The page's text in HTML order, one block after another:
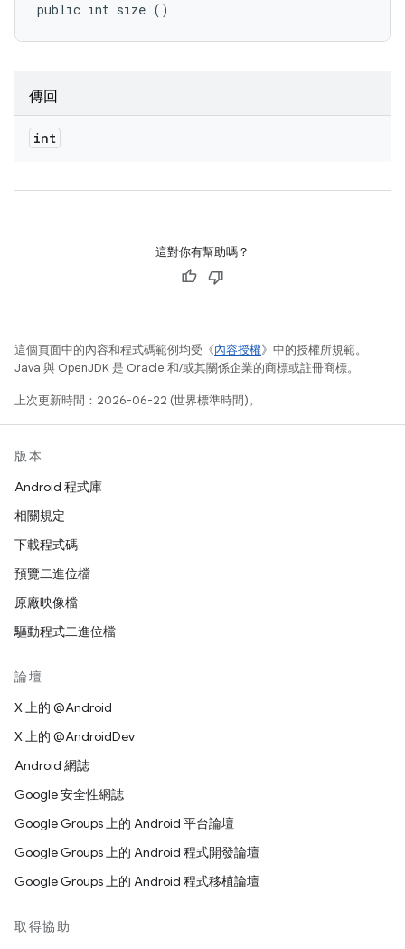
public int size ()
傳回
int
這對你有幫助嗎？
這個頁面中的內容和程式碼範例均受《內容授權》中的授權所規範。
Java 與 OpenJDK 是 Oracle 和/或其關係企業的商標或註冊商標。
上次更新時間：2026-06-22 (世界標準時間)。
版本
Android 程式庫
相關規定
下載程式碼
預覽二進位檔
原廠映像檔
驅動程式二進位檔
論壇
X 上的 @Android
X 上的 @AndroidDev
Android 網誌
Google 安全性網誌
Google Groups 上的 Android 平台論壇
Google Groups 上的 Android 程式開發論壇
Google Groups 上的 Android 程式移植論壇
取得協助